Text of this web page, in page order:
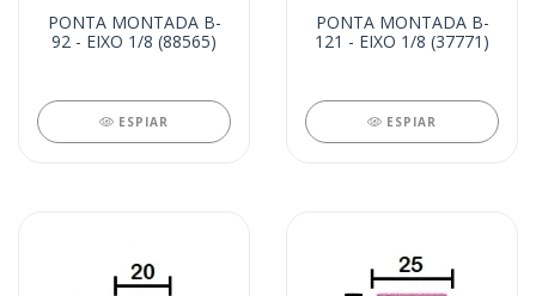
PONTA MONTADA B-
92 - EIXO 1/8 (88565)
ESPIAR
PONTA MONTADA B-
121 - EIXO 1/8 (37771)
ESPIAR